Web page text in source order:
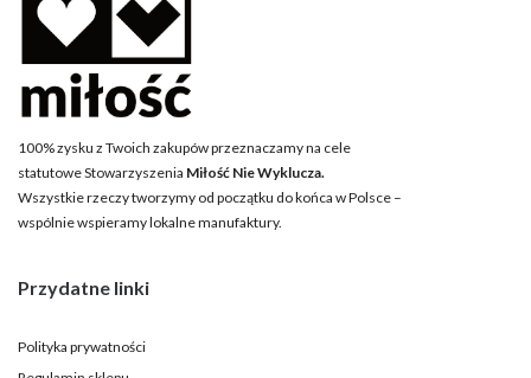
100% zysku z Twoich zakupów przeznaczamy na cele
statutowe Stowarzyszenia Miłość Nie Wyklucza.
Wszystkie rzeczy tworzymy od początku do końca w Polsce –
wspólnie wspieramy lokalne manufaktury.
Przydatne linki
Polityka prywatności